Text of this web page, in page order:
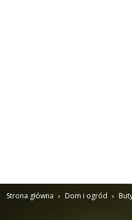
Strona główna Dom i ogród